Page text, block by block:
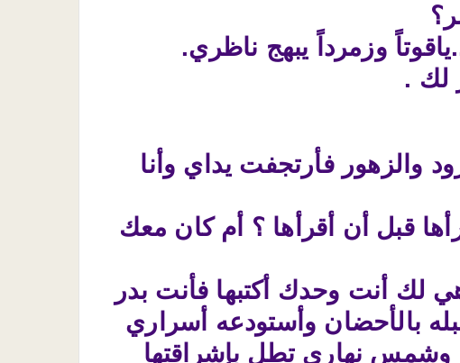
وزمرداً يبهج ناظري.
لك .
والزهور فأرتجفت يداي وأنا
قبل أن أقرأها ؟ أم كان معك
لك أنت وحدك أكتبها فأنت بدر
بالأحضان وأستودعه أسراري
وشمس نهاري تطل بإشراقتها